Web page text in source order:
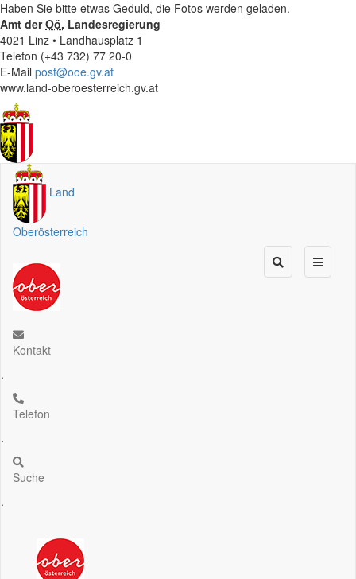
Haben Sie bitte etwas Geduld, die Fotos werden geladen.
Amt derOö. Landesregierung
4021 Linz • Landhausplatz 1
Telefon (+43 732) 77 20-0
E-Mail post@ooe.gv.at
www.land-oberoesterreich.gv.at
Land
Oberösterreich
Kontakt
.
Telefon
.
Suche
.